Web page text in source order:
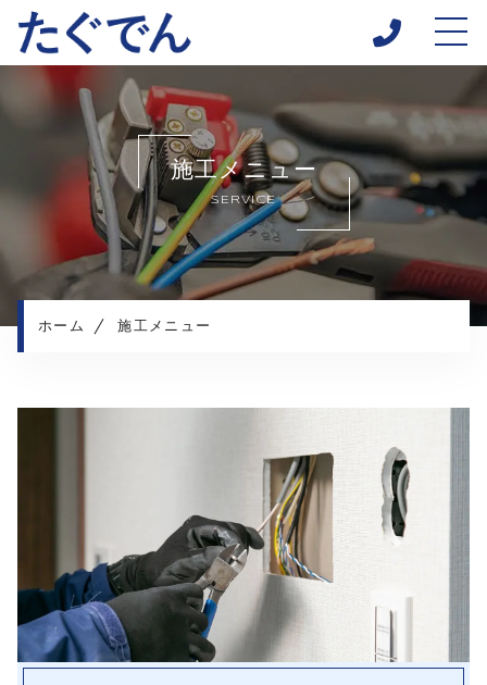
ホーム
当社について
施工メニュー
施工実績
施工の流れ
よくある質問
施工メニュー
SERVICE
ホーム 施工メニュー